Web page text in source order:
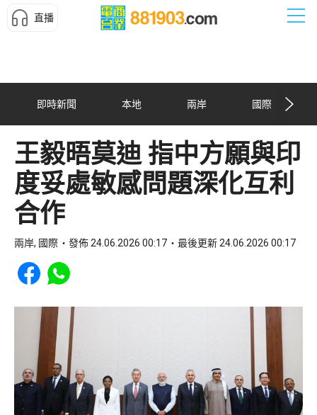
直播
即時新聞 本地 兩岸 國際
王毅晤莫迪 指中方願與印
度妥處敏感問題深化互利
合作
兩岸, 國際 發佈 24.06.2026 00:17 最後更新 24.06.2026 00:17
Share to Facebook
Share to WhatsApp